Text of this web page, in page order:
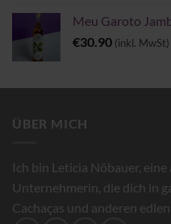
Meu Garoto
€30.90 (inkl. MwSt)
ÜBER MICH
Ich bin Leticia Nöbauer,
Unternehmerin, die dich in
Cachaças und anderen